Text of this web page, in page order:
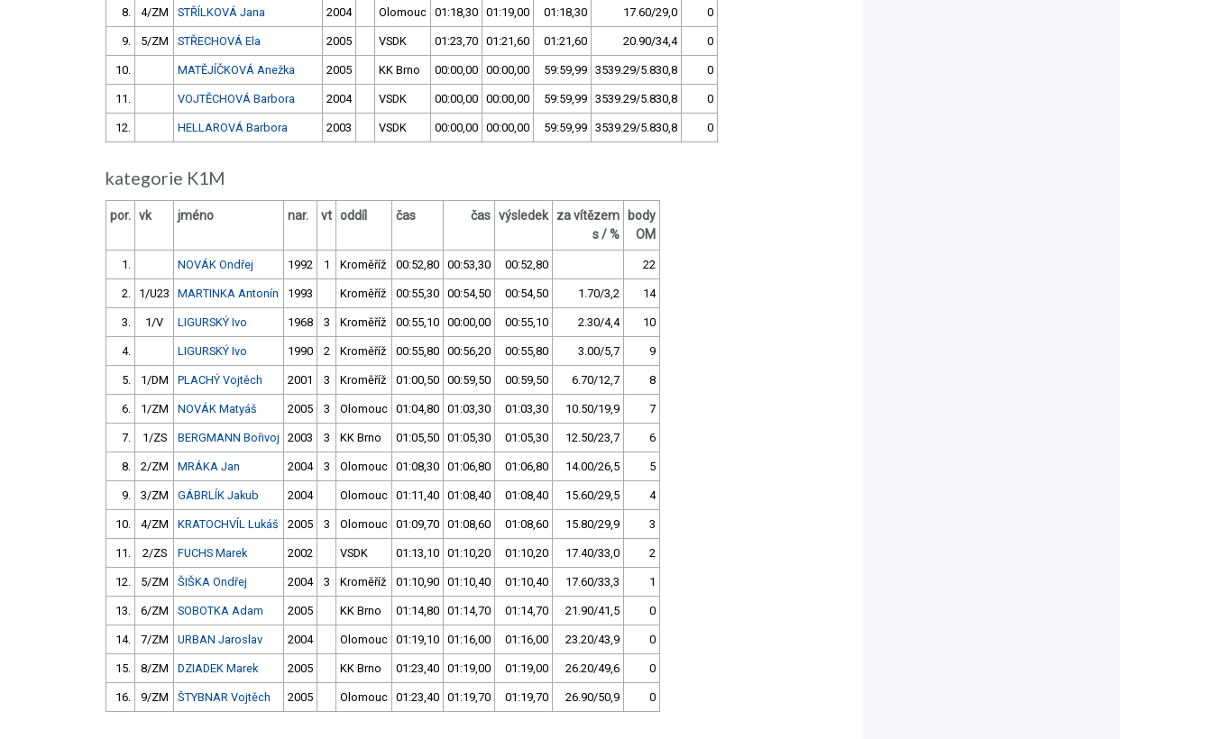
8. 4/ZM STŘÍLKOVÁ Jana 2004 Olomouc 01:18,30 01:19,00 01:18,30 17.60/29,0 0
9. 5/ZM STŘECHOVÁ Ela 2005 VSDK 01:23,70 01:21,60 01:21,60 20.90/34,4 0
10. MATĚJÍČKOVÁ Anežka 2005 KK Brno 00:00,00 00:00,00 59:59,99 3539.29/5.830,8 0
11. VOJTĚCHOVÁ Barbora 2004 VSDK 00:00,00 00:00,00 59:59,99 3539.29/5.830,8 0
12. HELLAROVÁ Barbora 2003 VSDK 00:00,00 00:00,00 59:59,99 3539.29/5.830,8 0
kategorie K1M
por. vk jméno nar. vt oddíl čas čas výsledek
za vítězem
s / %
body
OM
1. NOVÁK Ondřej 1992 1 Kroměříž 00:52,80 00:53,30 00:52,80 22
2. 1/U23 MARTINKA Antonín 1993 Kroměříž 00:55,30 00:54,50 00:54,50 1.70/3,2 14
3. 1/V LIGURSKÝ Ivo 1968 3 Kroměříž 00:55,10 00:00,00 00:55,10 2.30/4,4 10
4. LIGURSKÝ Ivo 1990 2 Kroměříž 00:55,80 00:56,20 00:55,80 3.00/5,7 9
5. 1/DM PLACHÝ Vojtěch 2001 3 Kroměříž 01:00,50 00:59,50 00:59,50 6.70/12,7 8
6. 1/ZM NOVÁK Matyáš 2005 3 Olomouc 01:04,80 01:03,30 01:03,30 10.50/19,9 7
7. 1/ZS BERGMANN Bořivoj 2003 3 KK Brno 01:05,50 01:05,30 01:05,30 12.50/23,7 6
8. 2/ZM MRÁKA Jan 2004 3 Olomouc 01:08,30 01:06,80 01:06,80 14.00/26,5 5
9. 3/ZM GÁBRLÍK Jakub 2004 Olomouc 01:11,40 01:08,40 01:08,40 15.60/29,5 4
10. 4/ZM KRATOCHVÍL Lukáš 2005 3 Olomouc 01:09,70 01:08,60 01:08,60 15.80/29,9 3
11. 2/ZS FUCHS Marek 2002 VSDK 01:13,10 01:10,20 01:10,20 17.40/33,0 2
12. 5/ZM ŠIŠKA Ondřej 2004 3 Kroměříž 01:10,90 01:10,40 01:10,40 17.60/33,3 1
13. 6/ZM SOBOTKA Adam 2005 KK Brno 01:14,80 01:14,70 01:14,70 21.90/41,5 0
14. 7/ZM URBAN Jaroslav 2004 Olomouc 01:19,10 01:16,00 01:16,00 23.20/43,9 0
15. 8/ZM DZIADEK Marek 2005 KK Brno 01:23,40 01:19,00 01:19,00 26.20/49,6 0
16. 9/ZM ŠTYBNAR Vojtěch 2005 Olomouc 01:23,40 01:19,70 01:19,70 26.90/50,9 0